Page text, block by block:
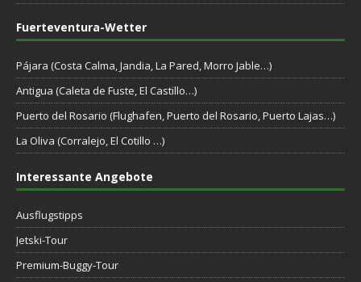
Fuerteventura-Wetter
Pájara (Costa Calma, Jandia, La Pared, Morro Jable…)
Antigua (Caleta de Fuste, El Castillo…)
Puerto del Rosario (Flughafen, Puerto del Rosario, Puerto Lajas…)
La Oliva (Corralejo, El Cotillo …)
Interessante Angebote
Ausflugstipps
Jetski-Tour
Premium-Buggy-Tour